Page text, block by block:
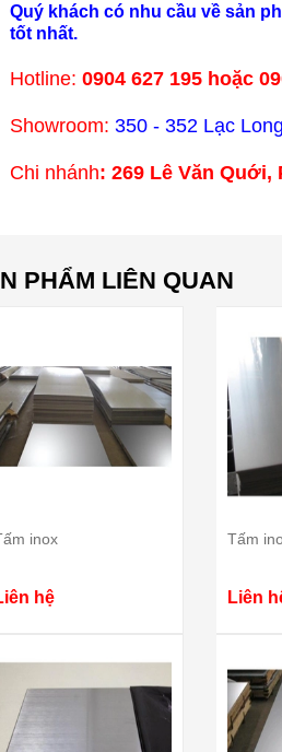
04/ 2025
là món ăn thơm ngon nhưng
Quý khách có nhu cầu về sản
tốt nhất.
Hotline: 0904 627 195 hoặc
Showroom: 350 - 352 Lạc
Chi nhánh: 269 Lê Văn Quới,
PHẨM LIÊN QUAN
inox
hệ
Tấm
Liên